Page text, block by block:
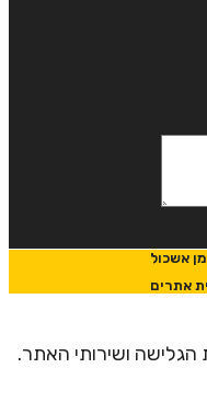
אשכול
ושירותי האתר.